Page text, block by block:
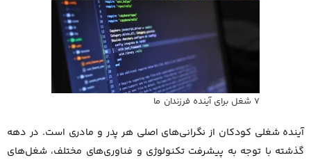
7 شغل برای آینده فرزندان ما
آینده شغلی کودکان از نگرانی‌های اصلی هر پدر و مادری است. در دهه
گذشته با توجه به پیشرفت تکنولوژی و فناوری‌های مختلف، شغل‌های